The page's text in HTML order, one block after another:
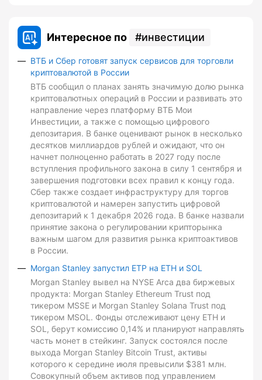
Интересное по инвестиции
ВТБ и Сбер готовят запуск сервисов для торговли
криптовалютой в России
ВТБ сообщил о планах занять значимую долю рынка
криптовалютных операций в России и развивать это
направление через платформу ВТБ Мои
Инвестиции, а также с помощью цифрового
депозитария. В банке оценивают рынок в несколько
десятков миллиардов рублей и ожидают, что он
начнет полноценно работать в 2027 году после
вступления профильного закона в силу 1 сентября и
завершения подготовки всех правил к концу года.
Сбер также создает инфраструктуру для торгов
криптовалютой и намерен запустить цифровой
депозитарий к 1 декабря 2026 года. В банке назвали
принятие закона о регулировании крипторынка
важным шагом для развития рынка криптоактивов
в России.
Morgan Stanley запустил ETP на ETH и SOL
Morgan Stanley вывел на NYSE Arca два биржевых
продукта: Morgan Stanley Ethereum Trust под
тикером MSSE и Morgan Stanley Solana Trust под
тикером MSOL. Фонды отслеживают цену ETH и
SOL, берут комиссию 0,14% и планируют направлять
часть монет в стейкинг. Запуск состоялся после
выхода Morgan Stanley Bitcoin Trust, активы
которого к середине июля превысили $381 млн.
Совокупный объем активов под управлением